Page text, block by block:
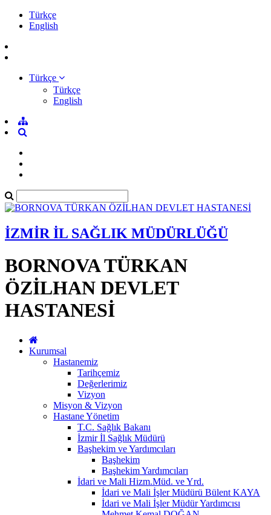
Türkçe
English
Türkçe
Türkçe
English
İZMİR İL SAĞLIK MÜDÜRLÜĞÜ
BORNOVA TÜRKAN
ÖZİLHAN DEVLET
HASTANESİ
Kurumsal
Hastanemiz
Tarihçemiz
Değerlerimiz
Vizyon
Misyon & Vizyon
Hastane Yönetim
T.C. Sağlık Bakanı
İzmir İl Sağlık Müdürü
Başhekim ve Yardımcıları
Başhekim
Başhekim Yardımcıları
İdari ve Mali Hizm.Müd. ve Yrd.
İdari ve Mali İşler Müdürü Bülent KAYA
İdari ve Mali İşler Müdür Yardımcısı